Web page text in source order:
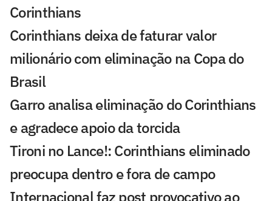
Corinthians
Corinthians deixa de faturar valor
milionário com eliminação na Copa do
Brasil
Garro analisa eliminação do Corinthians
e agradece apoio da torcida
Tironi no Lance!: Corinthians eliminado
preocupa dentro e fora de campo
Internacional faz post provocativo ao